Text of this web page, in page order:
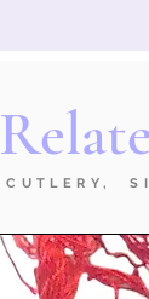
CUTLERY,